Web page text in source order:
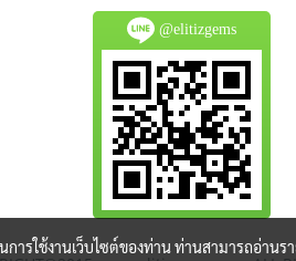
@elitizgems
รใช้งานเว็บไซต์ของท่าน ท่านสามารถอ่านร